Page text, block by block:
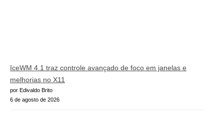
IceWM 4.1 traz controle avançado de foco em janelas e
melhorias no X11
por Edivaldo Brito
6 de agosto de 2026